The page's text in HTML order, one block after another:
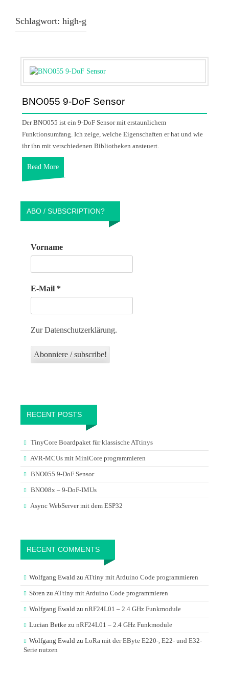
Schlagwort: high-g
BNO055 9-DoF Sensor
Der BNO055 ist ein 9-DoF Sensor mit erstaunlichem
Funktionsumfang. Ich zeige, welche Eigenschaften er hat und wie
ihr ihn mit verschiedenen Bibliotheken ansteuert.
Read More
ABO / SUBSCRIPTION?
Vorname
E-Mail *
Zur Datenschutzerklärung.
RECENT POSTS
TinyCore Boardpaket für klassische ATtinys
AVR-MCUs mit MiniCore programmieren
BNO055 9-DoF Sensor
BNO08x – 9-DoF-IMUs
Async WebServer mit dem ESP32
RECENT COMMENTS
Wolfgang Ewald zu ATtiny mit Arduino Code programmieren
Sören zu ATtiny mit Arduino Code programmieren
Wolfgang Ewald zu nRF24L01 – 2.4 GHz Funkmodule
Lucian Betke zu nRF24L01 – 2.4 GHz Funkmodule
Wolfgang Ewald zu LoRa mit der EByte E220-, E22- und E32-
Serie nutzen